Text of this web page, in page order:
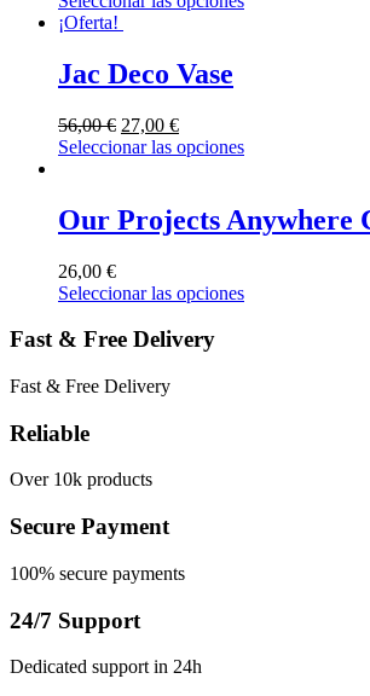
¡Oferta!
Jac Deco Vase
56,00€ 27,00 €
Seleccionar las opciones
Our Projects Anywhere
26,00 €
Seleccionar las opciones
Fast & Free Delivery
Fast & Free Delivery
Reliable
Over 10k products
Secure Payment
100% secure payments
24/7 Support
Dedicated support in 24h